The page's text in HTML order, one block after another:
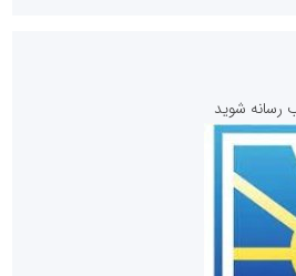
خبر
رسانه شوید